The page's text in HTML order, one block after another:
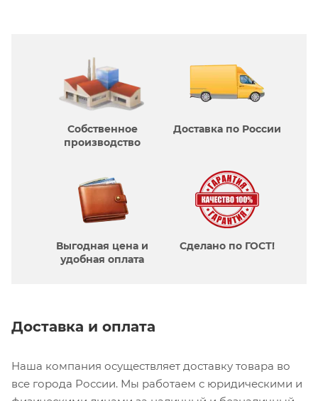
Собственное
производcтво
Доставка по России
Выгодная цена и
удобная оплата
Сделано по ГОСТ!
Доставка и оплата
Наша компания осуществляет доставку товара во
все города России. Мы работаем с юридическими и